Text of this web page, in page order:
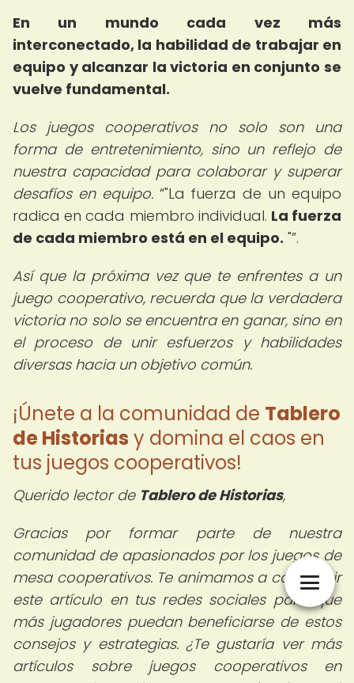
En un mundo cada vez más
interconectado, la habilidad de trabajar en
equipo y alcanzar la victoria en conjunto se
vuelve fundamental.
Los juegos cooperativos no solo son una
forma de entretenimiento, sino un reflejo de
nuestra capacidad para colaborar y superar
desafíos en equipo. "La fuerza de un equipo
radica en cada miembro individual. La fuerza
de cada miembro está en el equipo. " .
Así que la próxima vez que te enfrentes a un
juego cooperativo, recuerda que la verdadera
victoria no solo se encuentra en ganar, sino en
el proceso de unir esfuerzos y habilidades
diversas hacia un objetivo común.
¡Únete a la comunidad de Tablero
de Historias y domina el caos en
tus juegos cooperativos!
Querido lector de Tablero de Historias,
Gracias por formar parte de nuestra
comunidad de apasionados por los juegos de
mesa cooperativos. Te animamos a compartir
este artículo en tus redes sociales para que
más jugadores puedan beneficiarse de estos
consejos y estrategias. ¿Te gustaría ver más
artículos sobre juegos cooperativos en